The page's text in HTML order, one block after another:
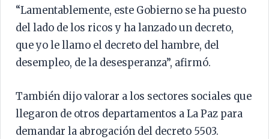
“Lamentablemente, este Gobierno se ha puesto
del lado de los ricos y ha lanzado un decreto,
que yo le llamo el decreto del hambre, del
desempleo, de la desesperanza”, afirmó.
También dijo valorar a los sectores sociales que
llegaron de otros departamentos a La Paz para
demandar la abrogación del decreto 5503.